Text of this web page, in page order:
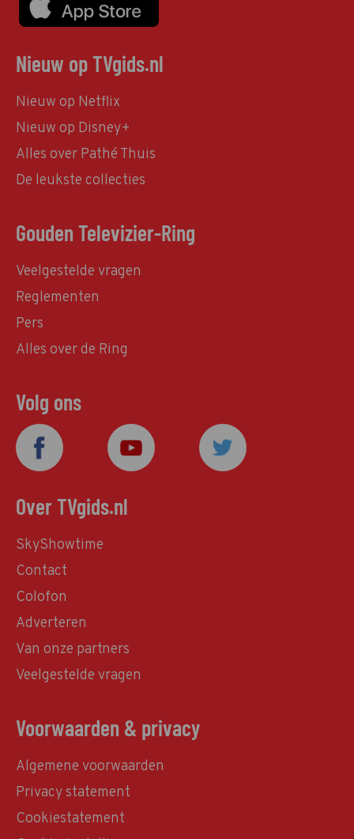
Nieuw op TVgids.nl
Nieuw op Netflix
Nieuw op Disney+
Alles over Pathé Thuis
De leukste collecties
Gouden Televizier-Ring
Veelgestelde vragen
Reglementen
Pers
Alles over de Ring
Volg ons
Over TVgids.nl
SkyShowtime
Contact
Colofon
Adverteren
Van onze partners
Veelgestelde vragen
Voorwaarden & privacy
Algemene voorwaarden
Privacy statement
Cookiestatement